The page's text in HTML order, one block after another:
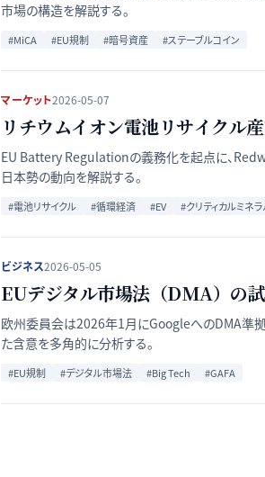
市場の構造を解説する。
#MiCA #EU規制 #暗号資産 #ステーブルコイン
マーケット2026-05-07
リチウムイオン電池リサイクル
EU Battery Regulationの義務化を起点に、
日本勢の動向を解説する。
#電池リサイクル #循環経済 #EV #クリティカルミネ
ビジネス2026-05-05
EUデジタル市場法（DMA）の
欧州委員会は2026年1月にGoogleへのDMA準拠
た含意を多角的に分析する。
#EU規制 #デジタル市場法 #Big Tech #GAFA